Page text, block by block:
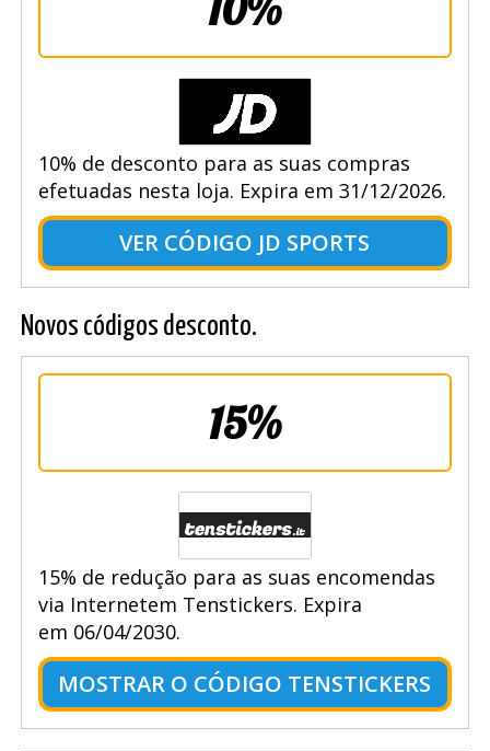
10% de desconto para as suas compras
efetuadas nesta loja. Expira em 31/12/2026.
VER CÓDIGO JD SPORTS
Novos códigos desconto.
15%
15% de redução para as suas encomendas
via Internetem Tenstickers. Expira
em 06/04/2030.
MOSTRAR O CÓDIGO TENSTICKERS